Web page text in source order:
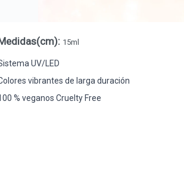
Medidas(cm): 15ml
UV/LED
vibrantes de larga duración
% veganos Cruelty Free
Lista vacía